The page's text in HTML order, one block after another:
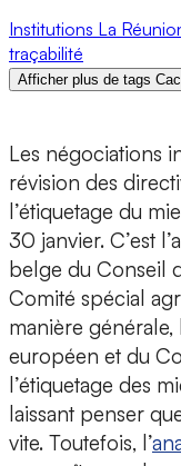
Institutions La
traçabilité
Afficher plus de tags
Les négociations
révision des
l’étiquetage du
30 janvier. C’est
belge du Conseil
Comité spécial
manière
européen et du
l’étiquetage des
laissant penser
vite. Toutefois, l’